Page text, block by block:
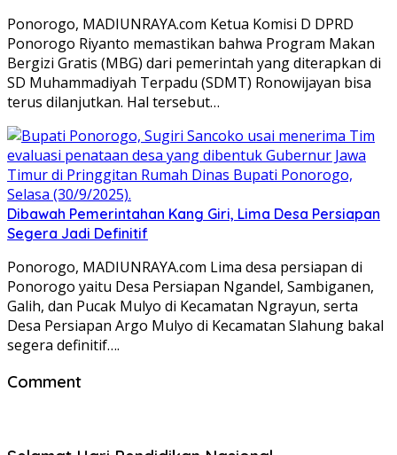
Ponorogo, MADIUNRAYA.com Ketua Komisi D DPRD
Ponorogo Riyanto memastikan bahwa Program Makan
Bergizi Gratis (MBG) dari pemerintah yang diterapkan di
SD Muhammadiyah Terpadu (SDMT) Ronowijayan bisa
terus dilanjutkan. Hal tersebut…
Dibawah Pemerintahan Kang Giri, Lima Desa Persiapan
Segera Jadi Definitif
Ponorogo, MADIUNRAYA.com Lima desa persiapan di
Ponorogo yaitu Desa Persiapan Ngandel, Sambiganen,
Galih, dan Pucak Mulyo di Kecamatan Ngrayun, serta
Desa Persiapan Argo Mulyo di Kecamatan Slahung bakal
segera definitif….
Comment